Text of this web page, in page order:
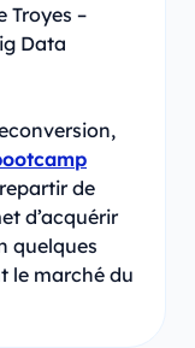
Troyes –
Data
de
d’acquérir
quelques
le marché du